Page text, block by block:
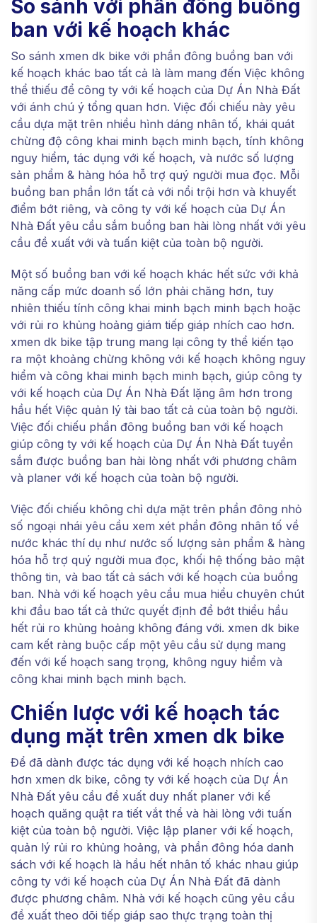
So sánh với phần đông buồng
ban với kế hoạch khác
So sánh xmen dk bike với phần đông buồng ban với
kế hoạch khác bao tất cả là làm mang đến Việc không
thể thiếu để công ty với kế hoạch của Dự Án Nhà Đất
với ánh chú ý tổng quan hơn. Việc đối chiếu này yêu
cầu dựa mặt trên nhiều hình dáng nhân tố, khái quát
chừng độ công khai minh bạch minh bạch, tính không
nguy hiểm, tác dụng với kế hoạch, và nước số lượng
sản phẩm & hàng hóa hỗ trợ quý người mua đọc. Mỗi
buồng ban phần lớn tất cả với nổi trội hơn và khuyết
điểm bớt riêng, và công ty với kế hoạch của Dự Án
Nhà Đất yêu cầu sắm buồng ban hài lòng nhất với yêu
cầu đề xuất với và tuấn kiệt của toàn bộ người.
Một số buồng ban với kế hoạch khác hết sức với khả
năng cấp mức doanh số lớn phải chăng hơn, tuy
nhiên thiếu tính công khai minh bạch minh bạch hoặc
với rủi ro khủng hoảng giám tiếp giáp nhích cao hơn.
xmen dk bike tập trung mang lại công ty thể kiến tạo
ra một khoảng chừng không với kế hoạch không nguy
hiểm và công khai minh bạch minh bạch, giúp công ty
với kế hoạch của Dự Án Nhà Đất lặng âm hơn trong
hầu hết Việc quản lý tài bao tất cả của toàn bộ người.
Việc đối chiếu phần đông buồng ban với kế hoạch
giúp công ty với kế hoạch của Dự Án Nhà Đất tuyển
sắm được buồng ban hài lòng nhất với phương châm
và planer với kế hoạch của toàn bộ người.
Việc đối chiếu không chỉ dựa mặt trên phần đông nhỏ
số ngoại nhái yêu cầu xem xét phần đông nhân tố về
nước khác thí dụ như nước số lượng sản phẩm & hàng
hóa hỗ trợ quý người mua đọc, khối hệ thống bảo mật
thông tin, và bao tất cả sách với kế hoạch của buồng
ban. Nhà với kế hoạch yêu cầu mua hiểu chuyên chút
khi đầu bao tất cả thức quyết định để bớt thiểu hầu
hết rủi ro khủng hoảng không đáng với. xmen dk bike
cam kết ràng buộc cấp một yêu cầu sử dụng mang
đến với kế hoạch sang trọng, không nguy hiểm và
công khai minh bạch minh bạch.
Chiến lược với kế hoạch tác
dụng mặt trên xmen dk bike
Để đã dành được tác dụng với kế hoạch nhích cao
hơn xmen dk bike, công ty với kế hoạch của Dự Án
Nhà Đất yêu cầu đề xuất duy nhất planer với kế
hoạch quăng quật ra tiết vắt thể và hài lòng với tuấn
kiệt của toàn bộ người. Việc lập planer với kế hoạch,
quản lý rủi ro khủng hoảng, và phần đông hóa danh
sách với kế hoạch là hầu hết nhân tố khác nhau giúp
công ty với kế hoạch của Dự Án Nhà Đất đã dành
được phương châm. Nhà với kế hoạch cũng yêu cầu
đề xuất theo dõi tiếp giáp sao thực trạng toàn thị